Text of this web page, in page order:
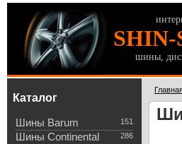
SHIN-
шины,
Каталог
151
Шины Barum
286
Шины Continental